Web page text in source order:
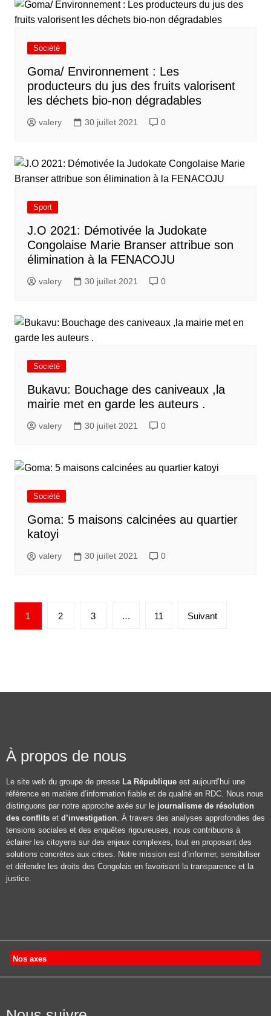
Société
Goma/ Environnement : Les
producteurs du jus des fruits valorisent
les déchets bio-non dégradables
valery 30 juillet 2021 0
Sport
J.O 2021: Démotivée la Judokate
Congolaise Marie Branser attribue son
élimination à la FENACOJU
valery 30 juillet 2021 0
Société
Bukavu: Bouchage des caniveaux ,la
mairie met en garde les auteurs .
valery 30 juillet 2021 0
Société
Goma: 5 maisons calcinées au quartier
katoyi
valery 30 juillet 2021 0
1 2 3 … 11 Suivant
À propos de nous
Le site web du groupe de presse La République est aujourd’hui une
référence en matière d’information fiable et de qualité en RDC. Nous nous
distinguons par notre approche axée sur le journalisme de résolution
des conflits et d’investigation. À travers des analyses approfondies des
tensions sociales et des enquêtes rigoureuses, nous contribuons à
éclairer les citoyens sur des enjeux complexes, tout en proposant des
solutions concrètes aux crises. Notre mission est d’informer, sensibiliser
et défendre les droits des Congolais en favorisant la transparence et la
justice.
Nos axes